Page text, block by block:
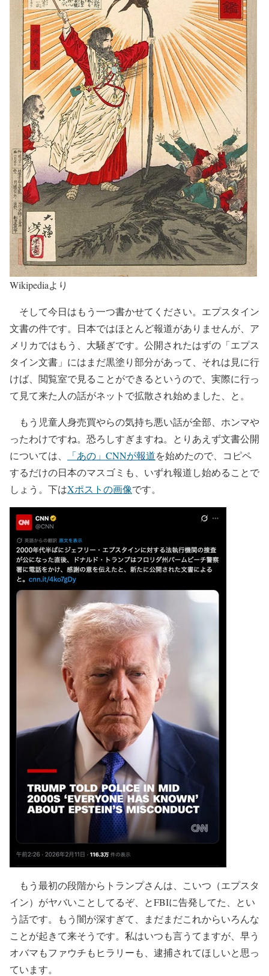
Wikipediaより
そして今日はもう一つ書かせてください。エプスタイン
文書の件です。日本ではほとんど報道がありませんが、ア
メリカではもう、大騒ぎです。公開されたはずの「エプス
タイン文書」にはまだ黒塗り部分があって、それは見に行
けば、閲覧室で見ることができるというので、実際に行っ
て見て来た人の話がネットで拡散され始めました、と。
もう児童人身売買やらの気持ち悪い話が全部、ホンマや
ったわけですね。恐ろしすぎますね。とりあえず文書公開
については、
「あの」CNNが報道を始めたので、コピペ
するだけの日本のマスゴミも、いずれ報道し始めることで
しょう。下はXポストの画像です。
もう最初の段階からトランプさんは、こいつ（エプスタ
イン）がヤバいことしてるぞ、とFBIに告発してた、とい
う話です。もう闇が深すぎて、まだまだこれからいろんな
ことが起きて来そうです。私はいつも言うてますが、早う
オバマもファウチもヒラリーも、逮捕されてほしいと思っ
ています。